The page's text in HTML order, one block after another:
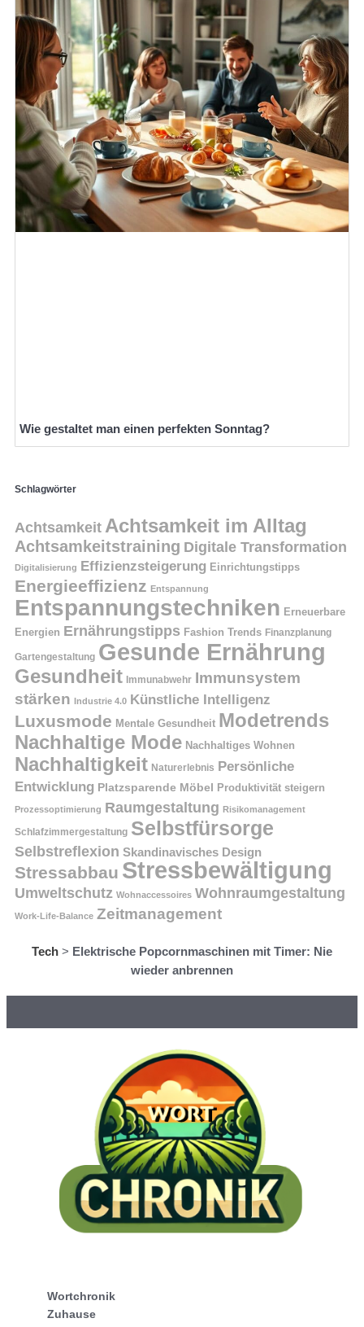
Wie gestaltet man einen perfekten Sonntag?
Schlagwörter
Achtsamkeit Achtsamkeit im Alltag
Achtsamkeitstraining Digitale Transformation
Digitalisierung Effizienzsteigerung Einrichtungstipps
Energieeffizienz Entspannung
Entspannungstechniken Erneuerbare
Energien Ernährungstipps Fashion Trends Finanzplanung
Gartengestaltung Gesunde Ernährung
Gesundheit Immunabwehr Immunsystem
stärken Industrie 4.0 Künstliche Intelligenz
Luxusmode Mentale Gesundheit Modetrends
Nachhaltige Mode Nachhaltiges Wohnen
Nachhaltigkeit Naturerlebnis Persönliche
Entwicklung Platzsparende Möbel Produktivität steigern
Prozessoptimierung Raumgestaltung Risikomanagement
Schlafzimmergestaltung Selbstfürsorge
Selbstreflexion Skandinavisches Design
Stressabbau Stressbewältigung
Umweltschutz Wohnaccessoires Wohnraumgestaltung
Work-Life-Balance Zeitmanagement
Tech > Elektrische Popcornmaschinen mit Timer: Nie
wieder anbrennen
Wortchronik
Zuhause